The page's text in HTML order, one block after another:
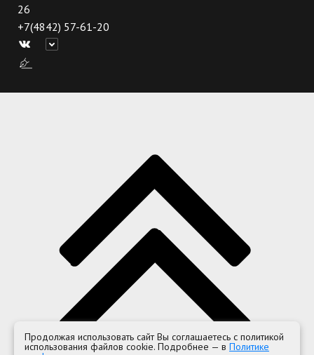
26
+7(4842) 57-61-20
Продолжая использовать сайт Вы соглашаетесь с политикой
использования файлов cookie. Подробнее — в Политике